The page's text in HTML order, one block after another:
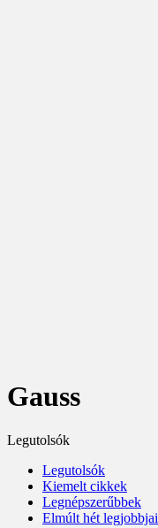
Gauss
Legutolsók
Legutolsók
Kiemelt cikkek
Legnépszerűbbek
Elmúlt hét legjobbjai